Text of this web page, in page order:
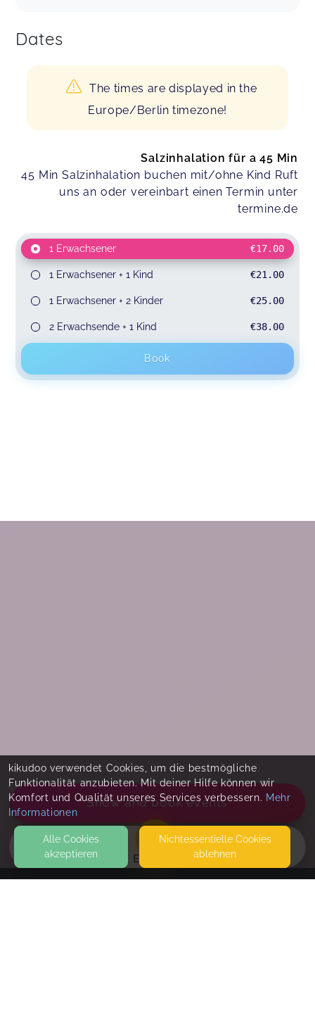
EVENTS
Dates
The times are displayed in the
Europe/Berlin timezone!
Salzinhalation für a 45 Min
45 Min Salzinhalation buchen mit/ohne Kind Ruft
uns an oder vereinbart einen Termin unter
termine.de
1 Erwachsener €17.00
1 Erwachsener + 1 Kind €21.00
1 Erwachsener + 2 Kinder €25.00
2 Erwachsende + 1 Kind €38.00
Book
Show and book events
kikudoo verwendet Cookies, um die bestmögliche
Funktionalität anzubieten. Mit deiner Hilfe können wir
Komfort und Qualität unseres Services verbessern. Mehr
Informationen
Alle Cookies
akzeptieren
Nicht­essentielle Cookies
ablehnen